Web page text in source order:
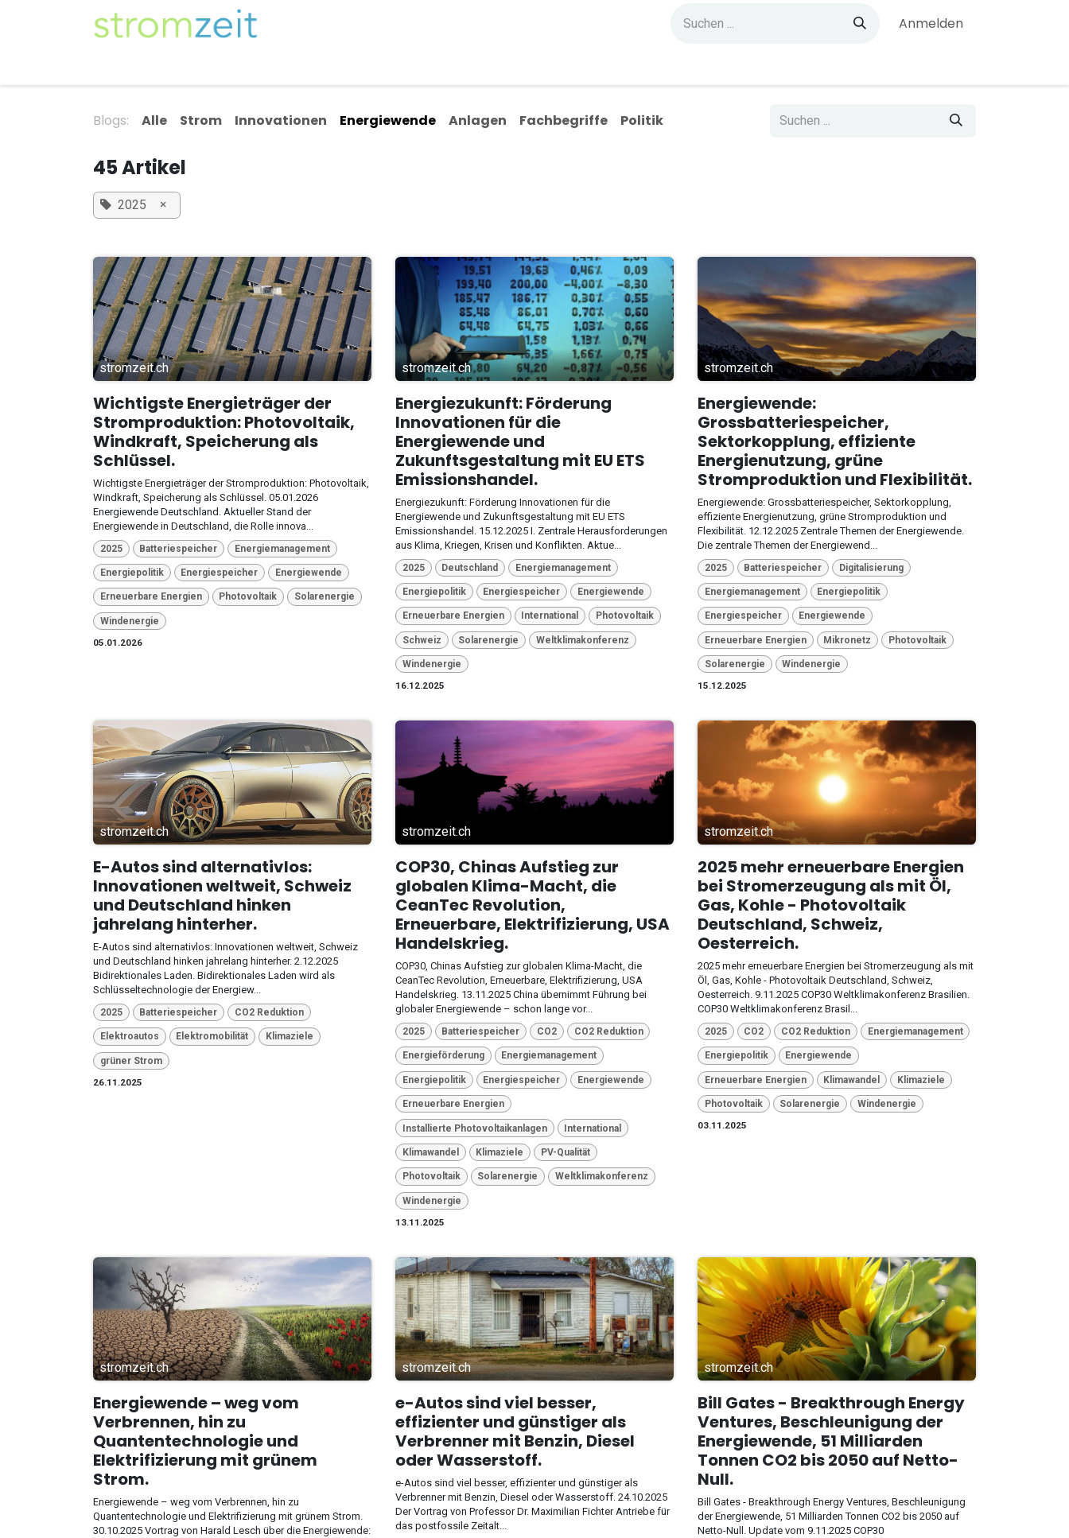
Zum Inhalt springen
Anmelden
Blogs: Alle Strom Innovationen Energiewende Anlagen Fachbegriffe Politik
45 Artikel
2025 ×
stromzeit.ch
Wichtigste Energieträger der
Stromproduktion: Photovoltaik,
Windkraft, Speicherung als
Schlüssel.
Wichtigste Energieträger der Stromproduktion: Photovoltaik,
Windkraft, Speicherung als Schlüssel. 05.01.2026
Energiewende Deutschland. Aktueller Stand der
Energiewende in Deutschland, die Rolle innova...
2025 Batteriespeicher Energiemanagement
Energiepolitik Energiespeicher Energiewende
Erneuerbare Energien Photovoltaik Solarenergie
Windenergie
05.01.2026
stromzeit.ch
Energiezukunft: Förderung
Innovationen für die
Energiewende und
Zukunftsgestaltung mit EU ETS
Emissionshandel.
Energiezukunft: Förderung Innovationen für die
Energiewende und Zukunftsgestaltung mit EU ETS
Emissionshandel. 15.12.2025 I. Zentrale Herausforderungen
aus Klima, Kriegen, Krisen und Konflikten. Aktue...
2025 Deutschland Energiemanagement
Energiepolitik Energiespeicher Energiewende
Erneuerbare Energien International Photovoltaik
Schweiz Solarenergie Weltklimakonferenz
Windenergie
16.12.2025
stromzeit.ch
Energiewende:
Grossbatteriespeicher,
Sektorkopplung, effiziente
Energienutzung, grüne
Stromproduktion und Flexibilität.
Energiewende: Grossbatteriespeicher, Sektorkopplung,
effiziente Energienutzung, grüne Stromproduktion und
Flexibilität. 12.12.2025 Zentrale Themen der Energiewende.
Die zentrale Themen der Energiewend...
2025 Batteriespeicher Digitalisierung
Energiemanagement Energiepolitik
Energiespeicher Energiewende
Erneuerbare Energien Mikronetz Photovoltaik
Solarenergie
Windenergie
15.12.2025
stromzeit.ch
E-Autos sind alternativlos:
Innovationen weltweit, Schweiz
und Deutschland hinken
jahrelang hinterher.
E-Autos sind alternativlos: Innovationen weltweit, Schweiz
und Deutschland hinken jahrelang hinterher. 2.12.2025
Bidirektionales Laden. Bidirektionales Laden wird als
Schlüsseltechnologie der Energiew...
2025 Batteriespeicher CO2 Reduktion
Elektroautos Elektromobilität Klimaziele
grüner Strom
26.11.2025
stromzeit.ch
COP30, Chinas Aufstieg zur
globalen Klima-Macht, die
CeanTec Revolution,
Erneuerbare, Elektrifizierung, USA
Handelskrieg.
COP30, Chinas Aufstieg zur globalen Klima-Macht, die
CeanTec Revolution, Erneuerbare, Elektrifizierung, USA
Handelskrieg. 13.11.2025 China übernimmt Führung bei
globaler Energiewende – schon lange vor...
2025 Batteriespeicher CO2 CO2 Reduktion
Energieförderung Energiemanagement
Energiepolitik Energiespeicher Energiewende
Erneuerbare Energien
Installierte Photovoltaikanlagen International
Klimawandel Klimaziele PV-Qualität
Photovoltaik Solarenergie Weltklimakonferenz
Windenergie
13.11.2025
stromzeit.ch
2025 mehr erneuerbare Energien
bei Stromerzeugung als mit Öl,
Gas, Kohle - Photovoltaik
Deutschland, Schweiz,
Oesterreich.
2025 mehr erneuerbare Energien bei Stromerzeugung als mit
Öl, Gas, Kohle - Photovoltaik Deutschland, Schweiz,
Oesterreich. 9.11.2025 COP30 Weltklimakonferenz Brasilien.
COP30 Weltklimakonferenz Brasil...
2025 CO2 CO2 Reduktion Energiemanagement
Energiepolitik Energiewende
Erneuerbare Energien Klimawandel Klimaziele
Photovoltaik Solarenergie
Windenergie
03.11.2025
stromzeit.ch
Energiewende – weg vom
Verbrennen, hin zu
Quantentechnologie und
Elektrifizierung mit grünem
Strom.
Energiewende – weg vom Verbrennen, hin zu
Quantentechnologie und Elektrifizierung mit grünem Strom.
30.10.2025 Vortrag von Harald Lesch über die Energiewende:
stromzeit.ch
e-Autos sind viel besser,
effizienter und günstiger als
Verbrenner mit Benzin, Diesel
oder Wasserstoff.
e-Autos sind viel besser, effizienter und günstiger als
Verbrenner mit Benzin, Diesel oder Wasserstoff. 24.10.2025
Der Vortrag von Professor Dr. Maximilian Fichter Antriebe für
das postfossile Zeitalt...
stromzeit.ch
Bill Gates - Breakthrough Energy
Ventures, Beschleunigung der
Energiewende, 51 Milliarden
Tonnen CO2 bis 2050 auf Netto-
Null.
Bill Gates - Breakthrough Energy Ventures, Beschleunigung
der Energiewende, 51 Milliarden Tonnen CO2 bis 2050 auf
Netto-Null. Update vom 9.11.2025 COP30